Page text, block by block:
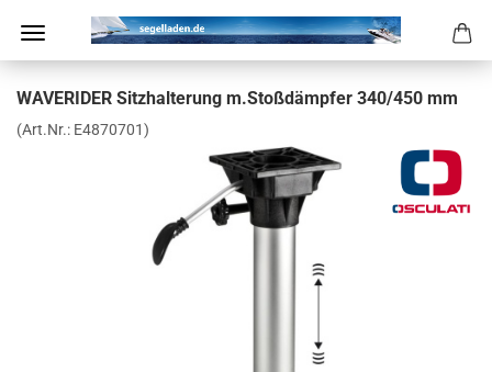
WA­VE­R­I­DER Sitz­hal­te­rung m.Stoß­dämp­fer 340/450 mm
(Art.Nr.: E4870701)